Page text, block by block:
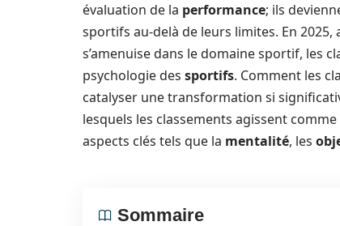
évaluation de la performance; ils
sportifs au-delà de leurs limites. En
s’amenuise dans le domaine sportif, les
psychologie des sportifs. Comment les
catalyser une transformation si
lesquels les classements agissent
aspects clés tels que la mentalité, les
Sommaire